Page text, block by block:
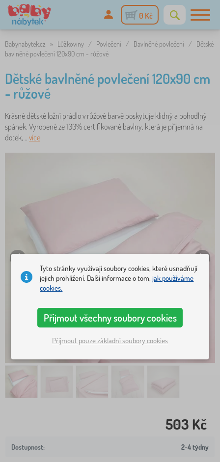
0 Kč
Babynabytek.cz » Lůžkoviny / Povlečení / Bavlněné povlečení /
Dětské
bavlněné povlečení 120x90 cm - růžové
Dětské bavlněné povlečení 120x90 cm
- růžové
Krásné dětské ložní prádlo v růžové barvě poskytuje klidný a pohodlný
spánek. Vyrobené ze 100% certifikované bavlny, která je příjemná na
dotek, .. více
503 Kč
2-4 týdny
Tyto stránky využívají soubory cookies, které usnadňují
jejich prohlížení. Další informace o tom,jak používáme
cookies.
Přijmout všechny soubory cookies
Přijmout pouze základní soubory cookies